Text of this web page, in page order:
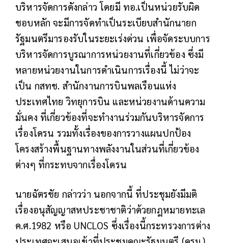
บริหารจัดการดังกล่าว โดยมี ทอ.เป็นหน่วยรับผิด
ชอบหลัก จะมีการจัดทำเป็นระเบียบสำนักนายก
รัฐมนตรีมารองรับในระยะเร่งด่วน เพื่อจัดระบบการ
บริหารจัดการบูรณาการหน่วยงานที่เกี่ยวข้อง ซึ่งมี
หลายหน่วยงานในการดำเนินการเรื่องนี้ ไม่ว่าจะ
เป็น กสทช. สำนักงานการบินพลเรือนแห่ง
ประเทศไทย วิทยุการบิน และหน่วยงานด้านความ
มั่นคง ที่เกี่ยวข้องที่จะทำงานร่วมกันบริหารจัดการ
เรื่องโดรน รวมทั้งเรื่องของการวางแผนปกป้อง
โครงสร้างพื้นฐานทางพลังงานในส่วนที่เกี่ยวข้อง
ต่างๆ ที่กระทบจากเรื่องโดรน
นายฉัตรชัย กล่าวว่า นอกจากนี้ ที่ประชุมยังมีมติ
เรื่องอนุสัญญาสหประชาชาติว่าด้วยกฎหมายทะเล
ค.ศ.1982 หรือ UNCLOS ซึ่งเรื่องนี้กระทรวงการต่าง